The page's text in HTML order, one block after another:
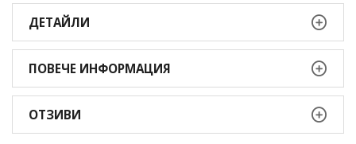
ДЕТАЙЛИ
ПОВЕЧЕ ИНФОРМАЦИЯ
ОТЗИВИ